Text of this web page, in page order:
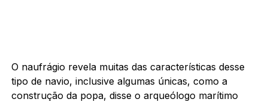
O naufrágio revela muitas das características desse
tipo de navio, inclusive algumas únicas, como a
construção da popa, disse o arqueólogo marítimo